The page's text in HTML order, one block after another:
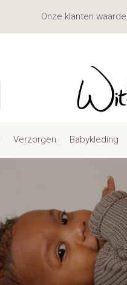
Verzorgen Babykleding
Onze klanten